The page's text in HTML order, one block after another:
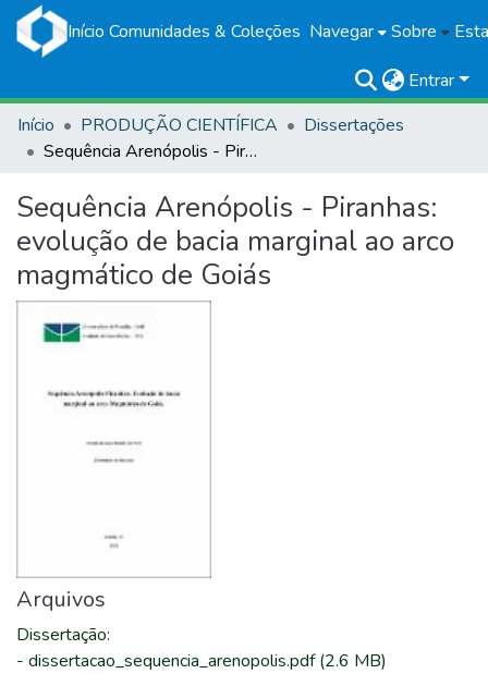
Início Comunidades & Coleções Navegar Sobre
Entrar
Início
PRODUÇÃO CIENTÍFICA
Dissertações
Sequência Arenópolis - Piranhas: evolução de bacia marginal ao arco magmático de Goiás
Sequência Arenópolis - Piranhas:
evolução de bacia marginal ao arco
magmático de Goiás
Arquivos
Dissertação:
- dissertacao_sequencia_arenopolis.pdf(2.6 MB)